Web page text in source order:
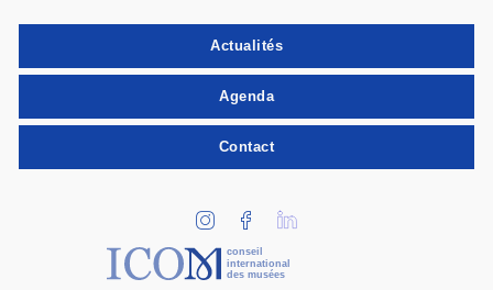
Actualités
Agenda
Contact
conseil
international
des musées